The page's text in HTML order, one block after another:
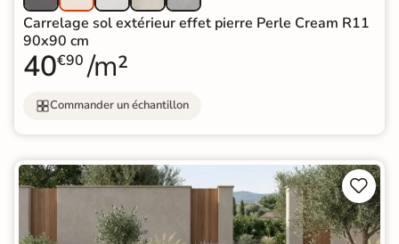
Carrelage sol extérieur effet pierre Perle Cream R11
90x90 cm
40€90 /m²
Commander un échantillon

